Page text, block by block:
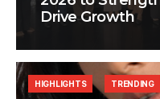
Drive Growth
HIGHLIGHTS TRENDING